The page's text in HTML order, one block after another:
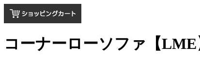
コーナーローソファ【LME